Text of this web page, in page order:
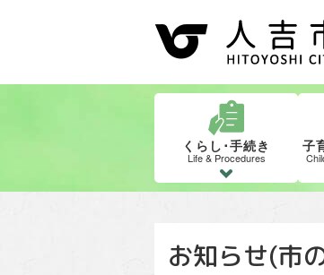
くらし･手続き
Life & Procedures
子
お知らせ(市